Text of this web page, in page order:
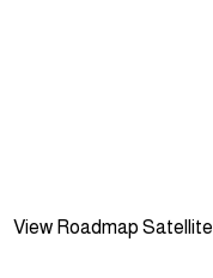
View Roadmap Satellite